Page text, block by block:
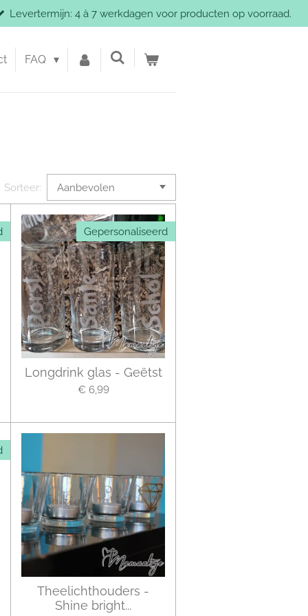
Levertermijn: 4 à 7 werkdagen voor producten op voorraad.
FAQ
Sorteer:
Gepersonaliseerd
Longdrink glas - Geëtst
€ 6,99
Theelichthouders -
Shine bright...